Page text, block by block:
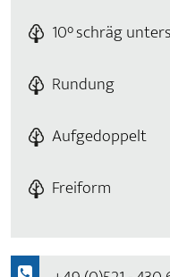
10° schräg
Rundung
Aufgedoppelt
Freiform